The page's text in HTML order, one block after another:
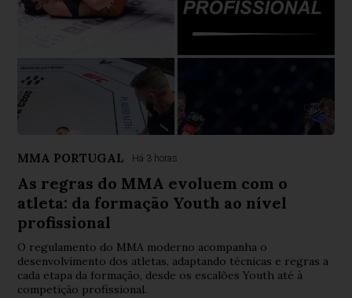
MMA PORTUGAL Há 3 horas
As regras do MMA evoluem com o
atleta: da formação Youth ao nível
profissional
O regulamento do MMA moderno acompanha o
desenvolvimento dos atletas, adaptando técnicas e regras a
cada etapa da formação, desde os escalões Youth até à
competição profissional.